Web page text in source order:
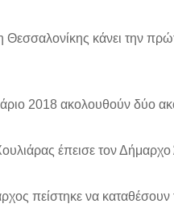
κάνει την
2018 ακολουθούν δύο
έπεισε τον
πείστηκε να